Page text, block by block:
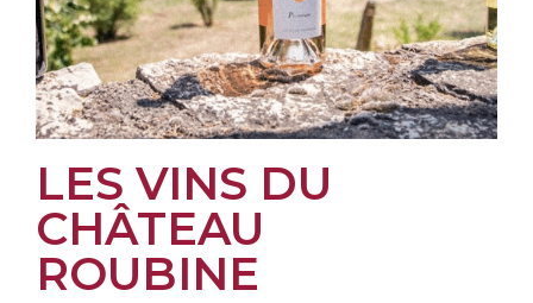
LES VINS DU
CHÂTEAU
ROUBINE